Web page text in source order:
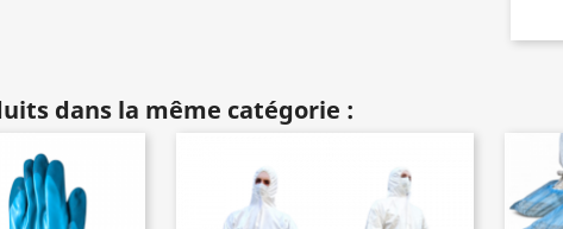
dans la même catégorie :